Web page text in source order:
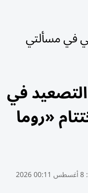
في مسألتي
في
«روما
8 أغسطس 00:11 2026